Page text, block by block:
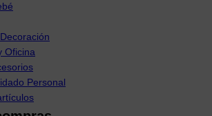
Oficina
Personal